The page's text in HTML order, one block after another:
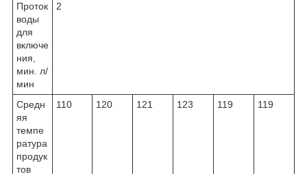
Проток
воды
для
включе
ния,
мин. л/
мин
2
Средн
яя
темпе
ратура
продук
тов
110 120 121 123 119 119